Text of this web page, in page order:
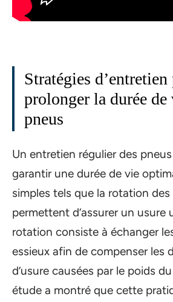
Stratégies
prolonger la durée de
pneus
Un entretien régulier des
garantir une durée de vie
simples tels que la rotation des
permettent d’assurer un usure
rotation consiste à échanger
essieux afin de compenser les
d’usure causées par le poids
étude a montré que cette